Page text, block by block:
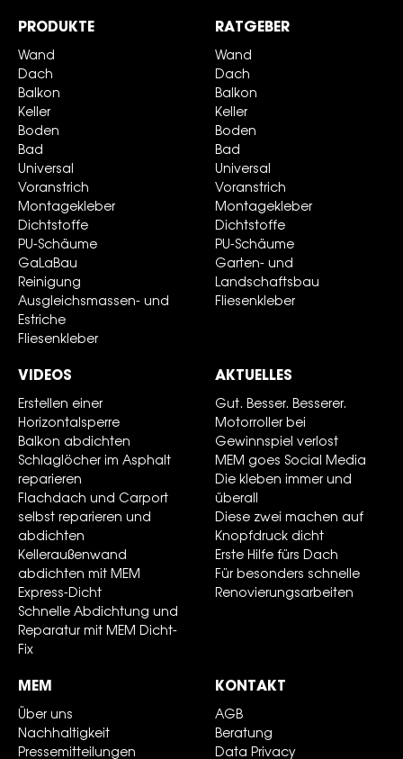
PRODUKTE
Wand
Dach
Balkon
Keller
Boden
Bad
Universal
Voranstrich
Montagekleber
Dichtstoffe
PU-Schäume
GaLaBau
Reinigung
Ausgleichsmassen- und
Estriche
Fliesenkleber
RATGEBER
Wand
Dach
Balkon
Keller
Boden
Bad
Universal
Voranstrich
Montagekleber
Dichtstoffe
PU-Schäume
Garten- und
Landschaftsbau
Fliesenkleber
VIDEOS
Erstellen einer
Horizontalsperre
Balkon abdichten
Schlaglöcher im Asphalt
reparieren
Flachdach und Carport
selbst reparieren und
abdichten
Kelleraußenwand
abdichten mit MEM
Express-Dicht
Schnelle Abdichtung und
Reparatur mit MEM Dicht-
Fix
AKTUELLES
Gut. Besser. Besserer.
Motorroller bei
Gewinnspiel verlost
MEM goes Social Media
Die kleben immer und
überall
Diese zwei machen auf
Knopfdruck dicht
Erste Hilfe fürs Dach
Für besonders schnelle
Renovierungsarbeiten
MEM
Über uns
Nachhaltigkeit
Pressemitteilungen
KONTAKT
AGB
Beratung
Data Privacy